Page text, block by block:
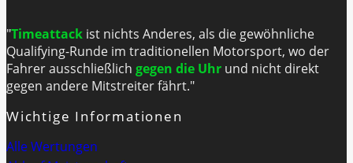
"Timeattack ist nichts Anderes, als die gewöhnliche
Qualifying-Runde im traditionellen Motorsport, wo der
Fahrer ausschließlich gegen die Uhr und nicht direkt
gegen andere Mitstreiter fährt."
Wichtige Informationen
Alle Wertungen